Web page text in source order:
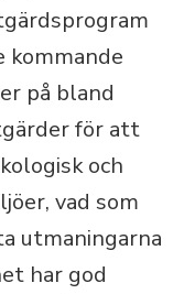
kommande
på bland
för att
och
vad som
utmaningarna
har god